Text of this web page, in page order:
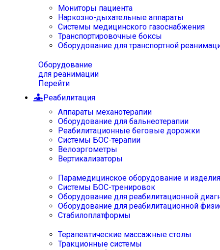
Мониторы пациента
Наркозно-дыхательные аппараты
Системы медицинского газоснабжения
Транспортировочные боксы
Оборудование для транспортной
Оборудование
для реанимации
Перейти
Реабилитация
Аппараты механотерапии
Оборудование для бальнеотерапии
Реабилитационные беговые дорожки
Системы БОС-терапии
Велоэргометры
Вертикализаторы
Парамедицинское оборудование и изделия
Системы БОС-тренировок
Оборудование для реабилитационной
Оборудование для реабилитационной
Стабилоплатформы
Терапевтические массажные столы
Тракционные системы